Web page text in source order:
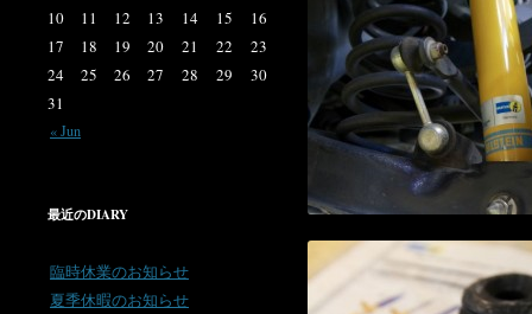
10
11 12 13 14 15
16
17
18 19 20 21 22
23
24
25 26 27 28 29
30
31
« Jun
最近のDIARY
臨時休業のお知らせ
夏季休暇のお知らせ